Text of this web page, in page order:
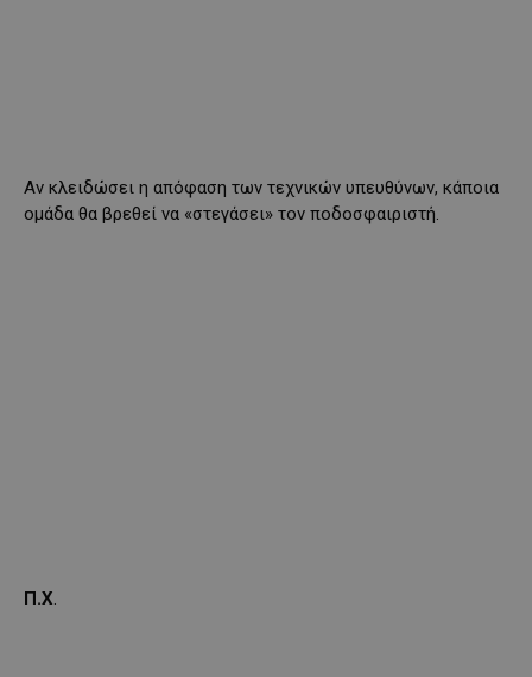
Αν κλειδώσει η απόφαση των τεχνικών υπευθύνων, κάποια
ομάδα θα βρεθεί να «στεγάσει» τον ποδοσφαιριστή.
Π.Χ.